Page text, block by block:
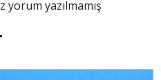
yorum yazılmamış